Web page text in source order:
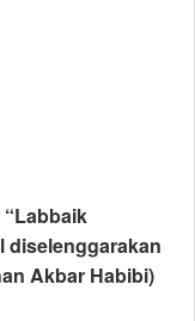
diselenggarakan
Akbar Habibi)